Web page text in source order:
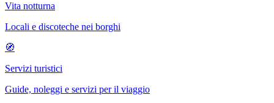
Vita notturna
Locali e discoteche nei borghi
🧭
Servizi turistici
Guide, noleggi e servizi per il viaggio